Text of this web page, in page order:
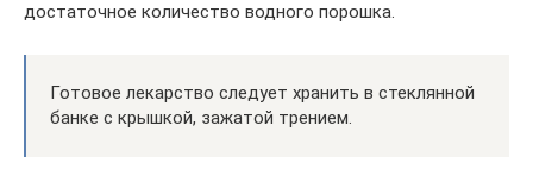
достаточное количество водного порошка.
Готовое лекарство следует хранить в стеклянной
банке с крышкой, зажатой трением.